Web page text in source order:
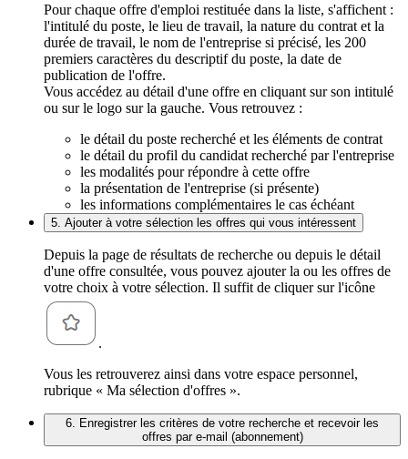
Pour chaque offre d'emploi restituée dans la liste, s'affichent :
l'intitulé du poste, le lieu de travail, la nature du contrat et la
durée de travail, le nom de l'entreprise si précisé, les 200
premiers caractères du descriptif du poste, la date de
publication de l'offre.
Vous accédez au détail d'une offre en cliquant sur son intitulé
ou sur le logo sur la gauche. Vous retrouvez :
le détail du poste recherché et les éléments de contrat
le détail du profil du candidat recherché par l'entreprise
les modalités pour répondre à cette offre
la présentation de l'entreprise (si présente)
les informations complémentaires le cas échéant
5. Ajouter à votre sélection les offres qui vous intéressent
Depuis la page de résultats de recherche ou depuis le détail
d'une offre consultée, vous pouvez ajouter la ou les offres de
votre choix à votre sélection. Il suffit de cliquer sur l'icône
.
Vous les retrouverez ainsi dans votre espace personnel,
rubrique « Ma sélection d'offres ».
6. Enregistrer les critères de votre recherche et recevoir les
offres par e-mail (abonnement)